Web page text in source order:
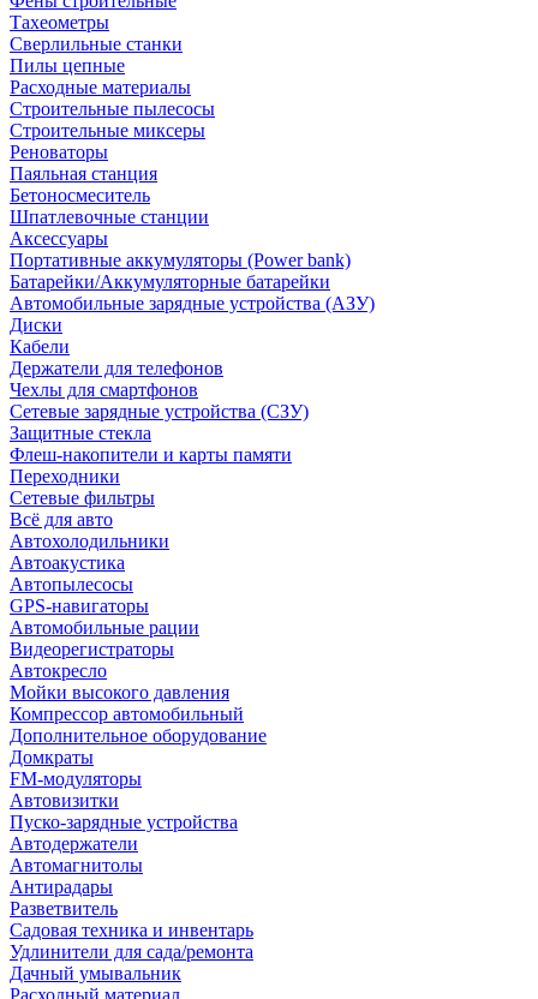
Тахеометры
Сверлильные станки
Пилы цепные
Расходные материалы
Строительные пылесосы
Строительные миксеры
Реноваторы
Паяльная станция
Бетоносмеситель
Шпатлевочные станции
Аксессуары
Портативные аккумуляторы (Power bank)
Батарейки/Аккумуляторные батарейки
Автомобильные зарядные устройства (АЗУ)
Диски
Кабели
Держатели для телефонов
Чехлы для смартфонов
Сетевые зарядные устройства (СЗУ)
Защитные стекла
Флеш-накопители и карты памяти
Переходники
Сетевые фильтры
Всё для авто
Автохолодильники
Автоакустика
Автопылесосы
GPS-навигаторы
Автомобильные рации
Видеорегистраторы
Автокресло
Мойки высокого давления
Компрессор автомобильный
Дополнительное оборудование
Домкраты
FM-модуляторы
Автовизитки
Пуско-зарядные устройства
Автодержатели
Автомагнитолы
Антирадары
Разветвитель
Садовая техника и инвентарь
Удлинители для сада/ремонта
Дачный умывальник
Расходный материал